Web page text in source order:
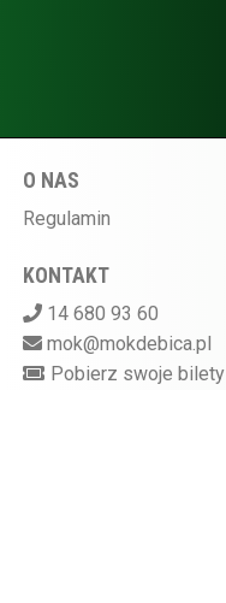
O NAS
Regulamin
KONTAKT
14 680 93 60
mok@mokdebica.pl
Pobierz swoje bilety